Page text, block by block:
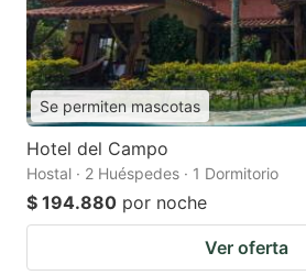
Se permiten mascotas
Hotel del Campo
Hostal · 2 Huéspedes · 1 Dormitorio
$ 194.880 por noche
Ver oferta